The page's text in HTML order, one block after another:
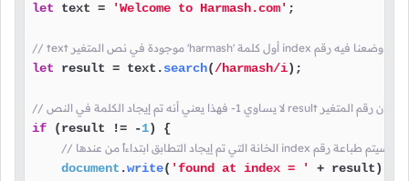
let text = 'Welcome to Harmash.com' ;
let result = text.search(/harmash/i);
// لا يساوي 1- فهذا يعني أنه تم إيجاد الكلمة في النص result إذا كان رقم المتغير
if (result != -1) {
// الخانة التي تم إيجاد التطابق ابتداءاً من عندها index هنا سيتم طباعة رقم
document .write( 'found at index = '
+ result);